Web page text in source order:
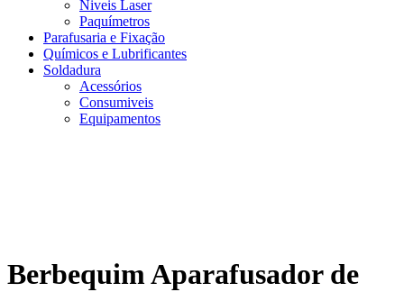
Niveis Laser
Paquímetros
Parafusaria e Fixação
Químicos e Lubrificantes
Soldadura
Acessórios
Consumiveis
Equipamentos
Berbequim Aparafusador de